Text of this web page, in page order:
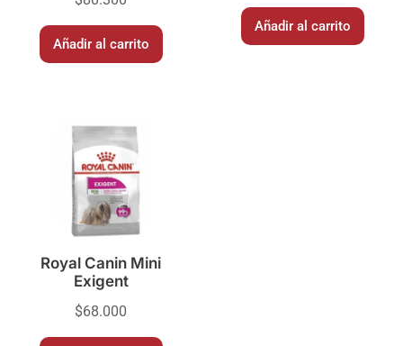
Añadir al carrito
Añadir al carrito
Royal Canin Mini
Exigent
$68.000